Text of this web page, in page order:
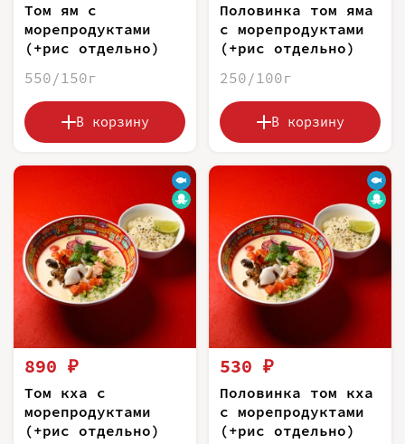
Том ям с
морепродуктами
(+рис отдельно)
550/150г
В корзину
Половинка том яма
с морепродуктами
(+рис отдельно)
250/100г
В корзину
890 ₽
Том кха с
морепродуктами
(+рис отдельно)
530 ₽
Половинка том кха
с морепродуктами
(+рис отдельно)